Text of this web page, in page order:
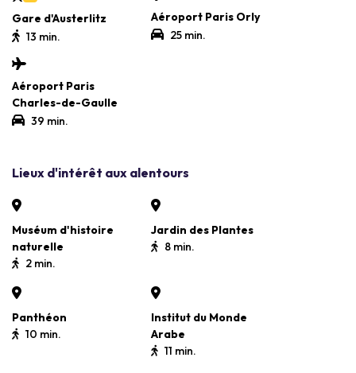
Gare d'Austerlitz
13 min.
Aéroport Paris Orly
25 min.
Aéroport Paris
Charles-de-Gaulle
39 min.
Lieux d'intérêt aux alentours
Muséum d'histoire
naturelle
2 min.
Jardin des Plantes
8 min.
Panthéon
10 min.
Institut du Monde
Arabe
11 min.